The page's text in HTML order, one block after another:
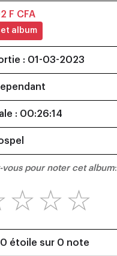
F CFA
album
: 01-03-2023
: 00:26:14
vous pour noter cet album:
☆
☆
☆
0 étoile sur 0 note